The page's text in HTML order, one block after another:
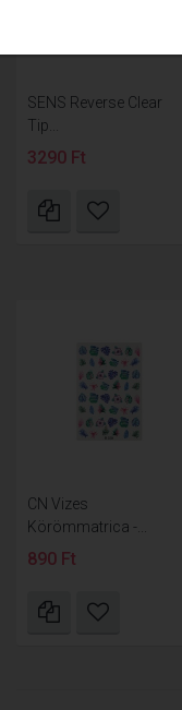
SENS Reverse Clear
Tip...
3290 Ft
CN Vizes
Körömmatrica -...
890 Ft